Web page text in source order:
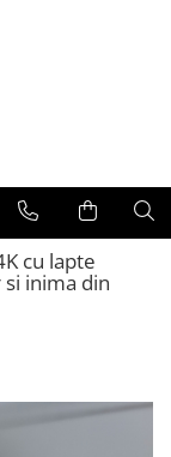
cu lapte
inima din